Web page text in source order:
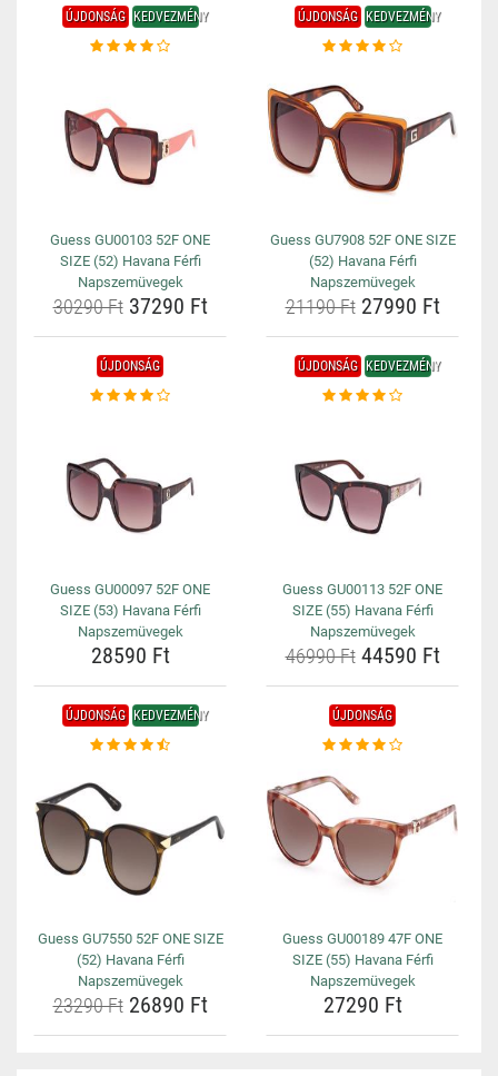
ÚJDONSÁG KEDVEZMÉNY
Guess GU00103 52F ONE
SIZE (52) Havana Férfi
Napszemüvegek
30290 Ft37290 Ft
ÚJDONSÁG KEDVEZMÉNY
Guess GU7908 52F ONE SIZE
(52) Havana Férfi
Napszemüvegek
21190 Ft27990 Ft
ÚJDONSÁG
Guess GU00097 52F ONE
SIZE (53) Havana Férfi
Napszemüvegek
28590 Ft
ÚJDONSÁG KEDVEZMÉNY
Guess GU00113 52F ONE
SIZE (55) Havana Férfi
Napszemüvegek
46990 Ft44590 Ft
ÚJDONSÁG KEDVEZMÉNY
Guess GU7550 52F ONE SIZE
(52) Havana Férfi
Napszemüvegek
23290 Ft26890 Ft
ÚJDONSÁG
Guess GU00189 47F ONE
SIZE (55) Havana Férfi
Napszemüvegek
27290 Ft